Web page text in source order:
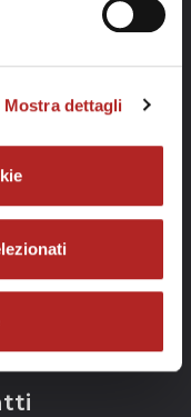
Mostra dettagli